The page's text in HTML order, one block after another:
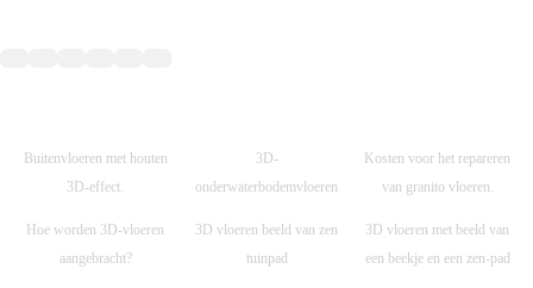
Buitenvloeren met houten
3D-effect.
3D-
onderwaterbodemvloeren
Kosten voor het repareren
van granito vloeren.
Hoe worden 3D-vloeren
aangebracht?
3D vloeren beeld van zen
tuinpad
3D vloeren met beeld van
een beekje en een zen-pad